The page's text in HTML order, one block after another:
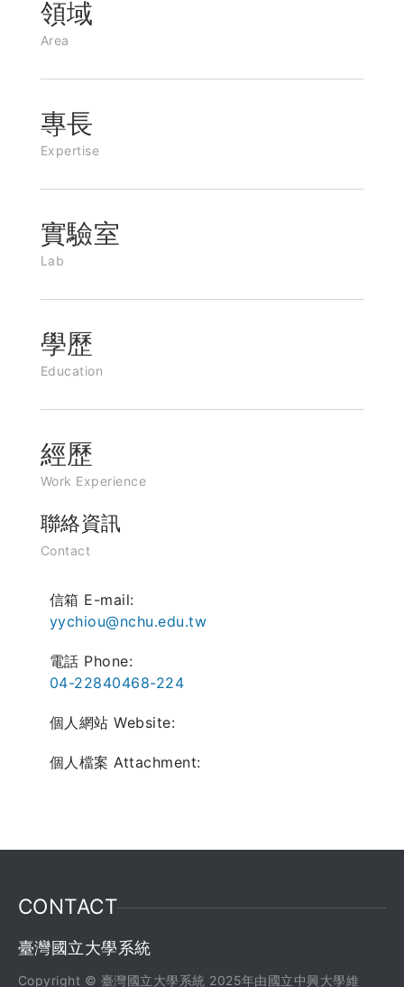
領域
Area
專長
Expertise
實驗室
Lab
學歷
Education
經歷
Work Experience
聯絡資訊
Contact
信箱 E-mail:
yychiou@nchu.edu.tw
電話 Phone:
04-22840468-224
個人網站 Website:
個人檔案 Attachment:
CONTACT
臺灣國立大學系統
Copyright © 臺灣國立大學系統 2025年由國立中興大學維